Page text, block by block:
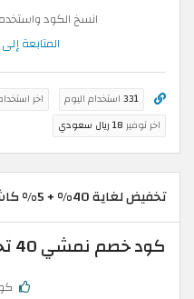
انسخ الكود
المتابعة
331 استخدام اليوم اخر
اخر توفير 18 ريال سعودي
تخفيض لغاية 40% + 5% كاش باك
كود خصم نمشي 40 تخفيض فعال على المكياج